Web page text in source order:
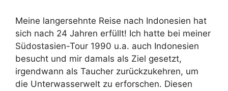
Meine langersehnte Reise nach Indonesien hat
sich nach 24 Jahren erfüllt! Ich hatte bei meiner
Südostasien-Tour 1990 u.a. auch Indonesien
besucht und mir damals als Ziel gesetzt,
irgendwann als Taucher zurückzukehren, um
die Unterwasserwelt zu erforschen. Diesen